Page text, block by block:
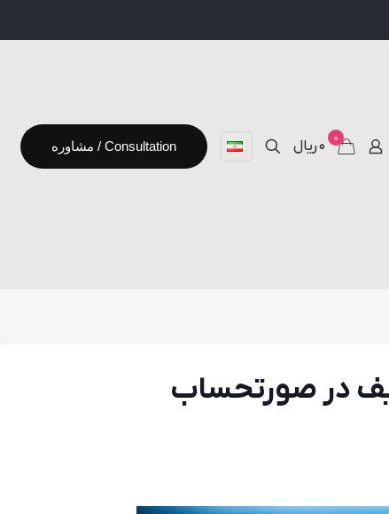
0 ۰ ریال مشاوره / Consultation
٤% تخفيف در صورتحساب